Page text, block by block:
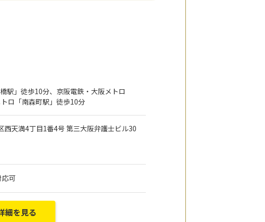
駅」徒歩10分、京阪電鉄・大阪メトロ
ロ「南森町駅」徒歩10分
西天満4丁目1番4号 第三大阪弁護士ビル30
可
細を見る